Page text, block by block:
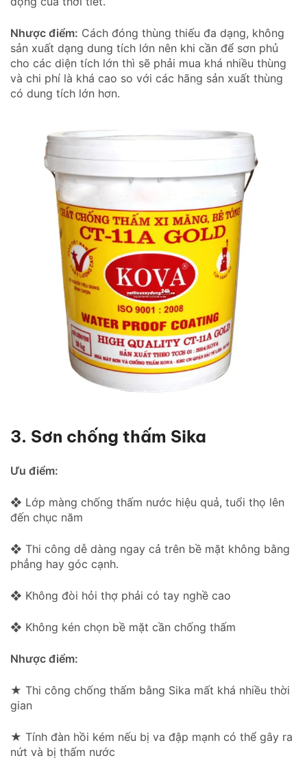
Nhược điểm: Cách đóng thùng thiếu đa dạng, không
sản xuất dạng dung tích lớn nên khi cần để sơn phủ
cho các diện tích lớn thì sẽ phải mua khá nhiều thùng
và chi phí là khá cao so với các hãng sản xuất thùng
có dung tích lớn hơn.
3. Sơn chống thấm Sika
Ưu điểm:
❖ Lớp màng chống thấm nước hiệu quả, tuổi thọ lên
đến chục năm
❖ Thi công dễ dàng ngay cả trên bề mặt không bằng
phẳng hay góc cạnh.
❖ Không đòi hỏi thợ phải có tay nghề cao
❖ Không kén chọn bề mặt cần chống thấm
Nhược điểm:
★ Thi công chống thấm bằng Sika mất khá nhiều thời
gian
★ Tính đàn hồi kém nếu bị va đập mạnh có thể gây ra
nứt và bị thấm nước